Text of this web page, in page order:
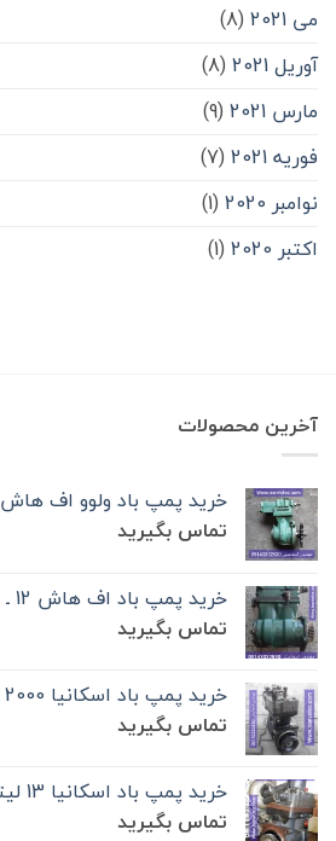
می 2021
(8)
آوریل 2021
(8)
مارس 2021
(9)
فوریه 2021
(7)
نوامبر 2020
(1)
اکتبر 2020
(1)
آخرین محصولات
خرید پمپ باد ولوو اف هاش 13 تک‌ پیستون -FH13
تماس بگیرید
خرید پمپ باد اف هاش 12 ـ FH12
تماس بگیرید
خرید پمپ باد اسکانیا 2000
تماس بگیرید
خرید پمپ باد اسکانیا 13 لیتری
تماس بگیرید